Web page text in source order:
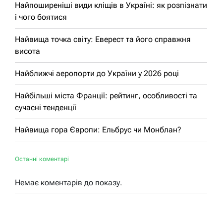
Найпоширеніші види кліщів в Україні: як розпізнати
і чого боятися
Найвища точка світу: Еверест та його справжня
висота
Найближчі аеропорти до України у 2026 році
Найбільші міста Франції: рейтинг, особливості та
сучасні тенденції
Найвища гора Європи: Ельбрус чи Монблан?
Останні коментарі
Немає коментарів до показу.